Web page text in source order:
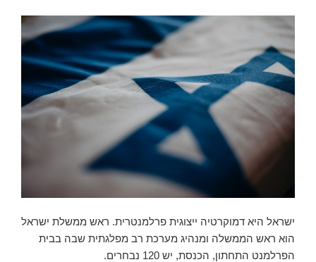
ישראל היא דמוקרטיה ייצוגית פרלמנטרית. ראש ממשלת ישראל
הוא ראש הממשלה ומנהיג מערכת רב מפלגתית שבה בבית
הפרלמנט התחתון, הכנסת, יש 120 נבחרים.